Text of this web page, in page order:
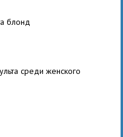
блонд
среди женского